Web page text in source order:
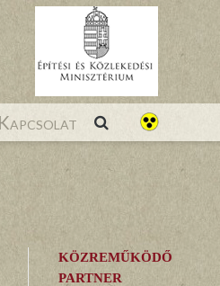
Kapcsolat
KÖZREMŰKÖDŐ
PARTNER